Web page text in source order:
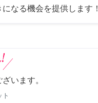
なる機会を提供します！
います。
ト